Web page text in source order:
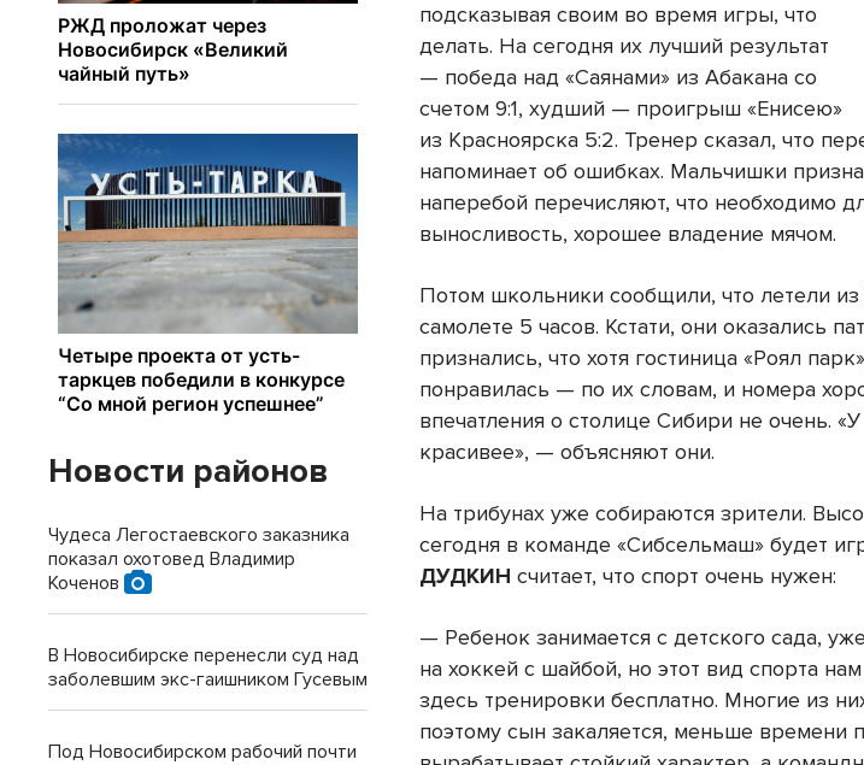
подсказывая своим во время игры, что
делать. На сегодня их лучший результат
— победа над «Саянами» из Абакана со
счетом 9:1, худший — проигрыш «Енисею»
из Красноярска 5:2. Тренер сказал, что
напоминает об ошибках. Мальчишки
наперебой перечисляют, что необходимо
выносливость, хорошее владение мячом.
Потом школьники сообщили, что летели
самолете 5 часов. Кстати, они оказались
признались, что хотя гостиница «Роял
понравилась — по их словам, и номера
впечатления о столице Сибири не очень.
красивее», — объясняют они.
На трибунах уже собираются зрители.
сегодня в команде «Сибсельмаш» будет
ДУДКИН считает, что спорт очень нужен:
— Ребенок занимается с детского сада,
на хоккей с шайбой, но этот вид спорта
здесь тренировки бесплатно. Многие из
поэтому сын закаляется, меньше времени
Новости районов
Чудеса Легостаевского заказника
показал охотовед Владимир
Коченов
В Новосибирске перенесли суд над
заболевшим экс-гаишником Гусевым
Под Новосибирском рабочий почти